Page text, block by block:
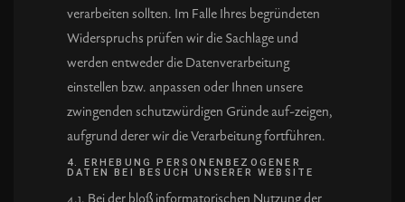
verarbeiten sollten. Im Falle Ihres begründeten
Widerspruchs prüfen wir die Sachlage und
werden entweder die Datenverarbeitung
einstellen bzw. anpassen oder Ihnen unsere
zwingenden schutzwürdigen Gründe auf-zeigen,
aufgrund derer wir die Verarbeitung fortführen.
4. ERHEBUNG PERSONENBEZOGENER
DATEN BEI BESUCH UNSERER WEBSITE